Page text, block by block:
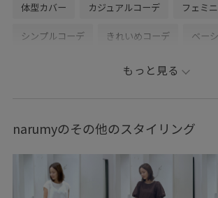
体型カバー カジュアルコーデ フェミ
シンプルコーデ きれいめコーデ ベー
ストレート イエベ秋
シューズ
2026接触冷感アイテム 26RPUVCARE
もっと見る
narumyのその他のスタイリング